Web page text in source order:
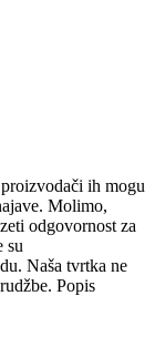
ih mogu
Molimo,
odgovornost za
su
Naša tvrtka ne
Popis